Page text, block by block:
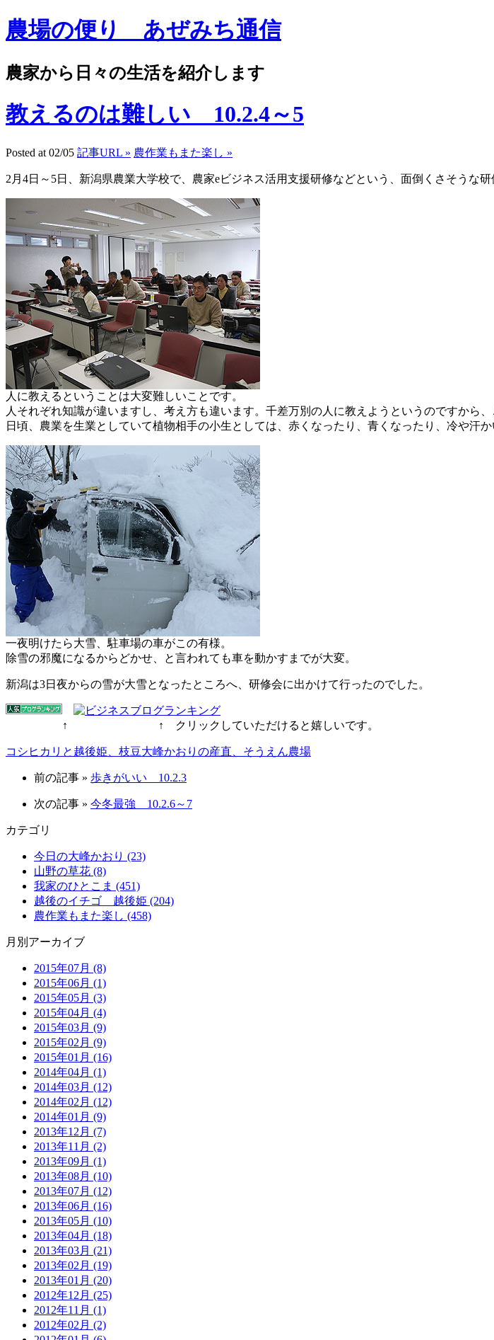
農場の便り あぜみち通信
農家から日々の生活を紹介します
教えるのは難しい 10.2.4～5
Posted at 02/05 記事URL » 農作業もまた楽し »
2月4日～5日、新潟県農業大学校で、農家eビジネス活用支援研修などという、面倒くさそうな
人に教えるということは大変難しいことです。
人それぞれ知識が違いますし、考え方も違います。千差万別の人に教えようというのですから、
日頃、農業を生業としていて植物相手の小生としては、赤くなったり、青くなったり、冷や汗か
一夜明けたら大雪、駐車場の車がこの有様。
除雪の邪魔になるからどかせ、と言われても車を動かすまでが大変。
新潟は3日夜からの雪が大雪となったところへ、研修会に出かけて行ったのでした。
↑ ↑ クリックしていただけると嬉しいです。
コシヒカリと越後姫、枝豆大峰かおりの産直、そうえん農場
前の記事 » 歩きがいい 10.2.3
次の記事 » 今冬最強 10.2.6～7
カテゴリ
今日の大峰かおり (23)
山野の草花 (8)
我家のひとこま (451)
越後のイチゴ 越後姫 (204)
農作業もまた楽し (458)
月別アーカイブ
2015年07月 (8)
2015年06月 (1)
2015年05月 (3)
2015年04月 (4)
2015年03月 (9)
2015年02月 (9)
2015年01月 (16)
2014年04月 (1)
2014年03月 (12)
2014年02月 (12)
2014年01月 (9)
2013年12月 (7)
2013年11月 (2)
2013年09月 (1)
2013年08月 (10)
2013年07月 (12)
2013年06月 (16)
2013年05月 (10)
2013年04月 (18)
2013年03月 (21)
2013年02月 (19)
2013年01月 (20)
2012年12月 (25)
2012年11月 (1)
2012年02月 (2)